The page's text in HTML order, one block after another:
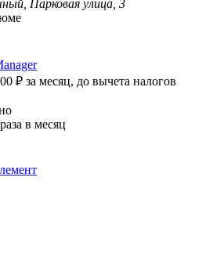
Парковая улица, 3
₽ за месяц, до вычета налогов
в месяц